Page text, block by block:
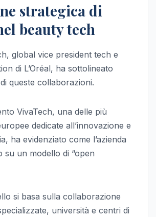
strategica di
beauty tech
global vice president tech e
di L’Oréal, ha sottolineato
queste collaborazioni.
VivaTech, una delle più
dedicate all’innovazione e
ha evidenziato come l’azienda
su un modello di “open
si basa sulla collaborazione
università e centri di